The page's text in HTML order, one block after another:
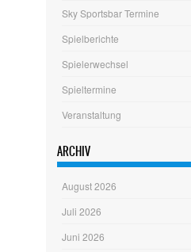
Sky Sportsbar Termine
Spielberichte
Spielerwechsel
Spieltermine
Veranstaltung
ARCHIV
August 2026
Juli 2026
Juni 2026